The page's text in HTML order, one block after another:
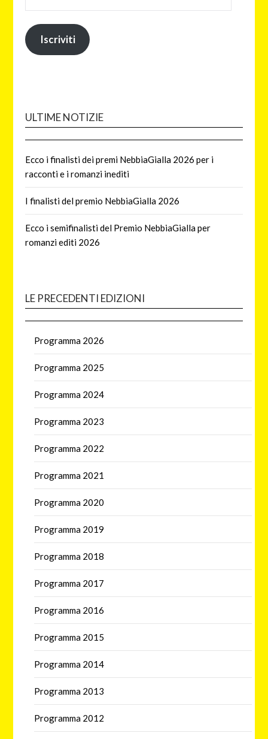
Iscriviti
ULTIME NOTIZIE
Ecco i finalisti dei premi NebbiaGialla 2026 per i
racconti e i romanzi inediti
I finalisti del premio NebbiaGialla 2026
Ecco i semifinalisti del Premio NebbiaGialla per
romanzi editi 2026
LE PRECEDENTI EDIZIONI
Programma 2026
Programma 2025
Programma 2024
Programma 2023
Programma 2022
Programma 2021
Programma 2020
Programma 2019
Programma 2018
Programma 2017
Programma 2016
Programma 2015
Programma 2014
Programma 2013
Programma 2012